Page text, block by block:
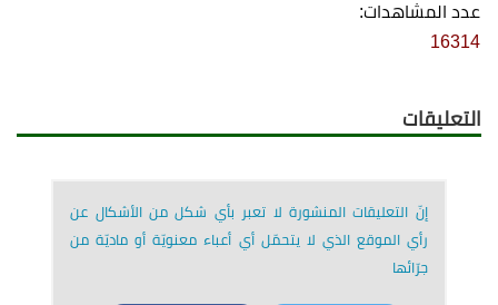
عدد المشاهدات:
16314
التعليقات
إنّ التعليقات المنشورة لا تعبر بأي شكل من الأشكال عن
رأي الموقع الذي لا يتحمّل أي أعباء معنويّة أو ماديّة من
جرّائها